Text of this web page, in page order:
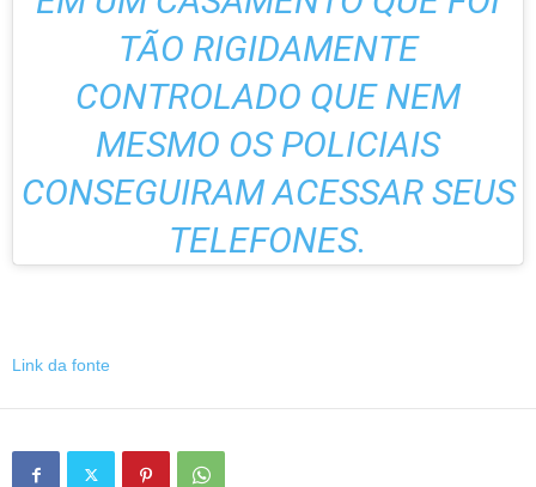
TÃO RIGIDAMENTE
CONTROLADO QUE NEM
MESMO OS POLICIAIS
CONSEGUIRAM ACESSAR SEUS
TELEFONES.
Link da fonte